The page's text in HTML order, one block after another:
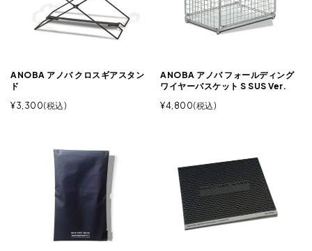
ANOBA アノバ クロスギアスタン
ド
¥3,300 税込
ANOBA アノバ フォールディング
ワイヤーバスケット S SUS Ver.
¥4,800 税込